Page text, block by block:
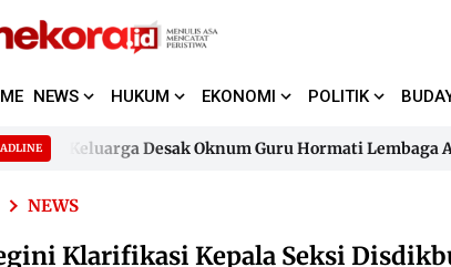
NEWS HUKUM EKONOMI POLITIK
Keluarga Desak Oknum Guru Hormati Lembaga Adat
Keluarga Desak Oknum Guru Hormati Lembaga Adat
NEWS
Klarifikasi
Sulbar Pasca
ke PolisiKlarifikasi Kepala Seksi